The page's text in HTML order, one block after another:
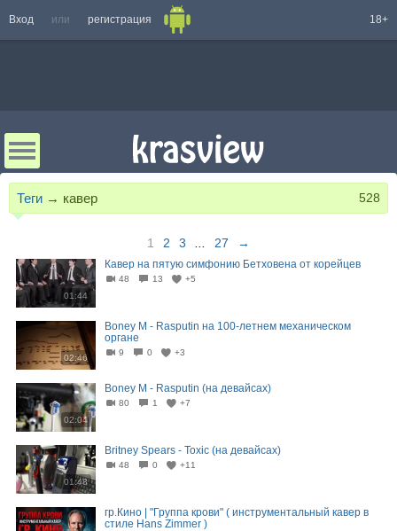
Вход или регистрация 18+
Теги → кавер 528
1 2 3 27 →
01:44
Кавер на пятую симфонию Бетховена от корейцев
48 13 +5
02:46
Boney M - Rasputin на 100-летнем механическом
органе
9 0 +3
02:04
Boney M - Rasputin (на девайсах)
80 1 +7
01:48
Britney Spears - Toxic (на девайсах)
48 0 +11
гр.Кино | "Группа крови" ( инструментальный кавер в
стиле Hans Zimmer )